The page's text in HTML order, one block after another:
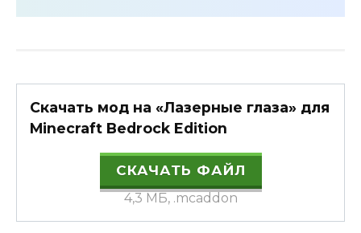
Скачать мод на «Лазерные глаза» для
Minecraft Bedrock Edition
СКАЧАТЬ ФАЙЛ
4,3 МБ, .mcaddon